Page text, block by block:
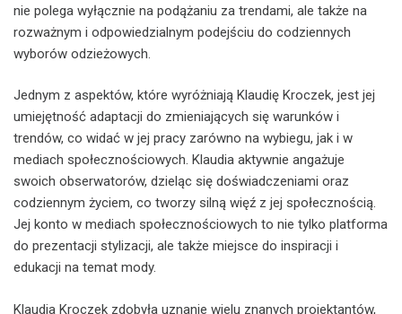
nie polega wyłącznie na podążaniu za trendami, ale także na
rozważnym i odpowiedzialnym podejściu do codziennych
wyborów odzieżowych.
Jednym z aspektów, które wyróżniają Klaudię Kroczek, jest jej
umiejętność adaptacji do zmieniających się warunków i
trendów, co widać w jej pracy zarówno na wybiegu, jak i w
mediach społecznościowych. Klaudia aktywnie angażuje
swoich obserwatorów, dzieląc się doświadczeniami oraz
codziennym życiem, co tworzy silną więź z jej społecznością.
Jej konto w mediach społecznościowych to nie tylko platforma
do prezentacji stylizacji, ale także miejsce do inspiracji i
edukacji na temat mody.
Klaudia Kroczek zdobyła uznanie wielu znanych projektantów,